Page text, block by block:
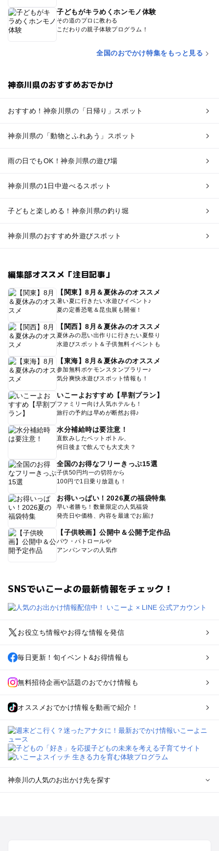
子どもがキラめくホンモノ体験
その道のプロに教わる
こだわりの親子体験プログラム！
全国のおでかけ特集をもっと見る
神奈川県のおすすめおでかけ
おすすめ！神奈川県の「日帰り」スポット
神奈川県の「動物とふれあう」スポット
雨の日でもOK！神奈川県の遊び場
神奈川県の1日中遊べるスポット
子どもと楽しめる！神奈川県の釣り堀
神奈川県のおすすめ外遊びスポット
編集部オススメ「注目記事」
【関東】8月＆夏休みのオススメ
暑い夏に行きたい水遊びイベント♪
夏の定番恐竜＆昆虫展も開催！
【関西】8月＆夏休みのオススメ
夏休みの思い出作りに行きたい夏祭り
水遊びスポット＆子供無料イベントも
【東海】8月＆夏休みのオススメ
参加無料ポケモンスタンプラリー♪
気分爽快水遊びスポット情報も！
いこーよおすすめ【早割プラン】
ファミリー向け人気ホテルも！
旅行の予約は早めが断然お得♪
水分補給時は要注意！
直飲みしたペットボトル、
何日後まで飲んでも大丈夫？
全国のお得なフリーきっぷ15選
子供50円均一の切符から
100円で1日乗り放題も！
お得いっぱい！2026夏の福袋特集
早い者勝ち！数量限定の人気福袋
発売日や価格、内容を最速でお届け
【子供映画】公開中＆公開予定作品
パウ・パトロールや
アンパンマンの人気作
SNSでいこーよの最新情報をチェック！
お役立ち情報やお得な情報を発信
毎日更新！旬イベント&お得情報も
無料招待企画や話題のおでかけ情報も
オススメおでかけ情報を動画で紹介！
神奈川の人気のお出かけ先を探す